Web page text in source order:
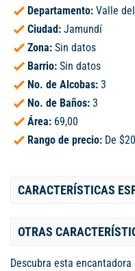
Departamento: Valle
Ciudad: Jamundí
Zona: Sin datos
Barrio: Sin datos
No. de Alcobas: 3
No. de Baños: 3
Área: 69,00
Rango de precio: De
CARACTERÍSTICAS
OTRAS
Descubra esta